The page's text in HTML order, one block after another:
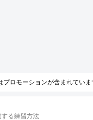
プロモーションが含まれていま
する練習方法